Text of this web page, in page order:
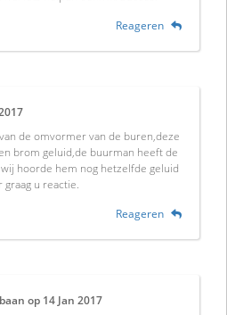
Reageren
de omvormer van de buren,deze
brom geluid,de buurman heeft de
hoorde hem nog hetzelfde geluid
graag u reactie.
Reageren
op 14 Jan 2017